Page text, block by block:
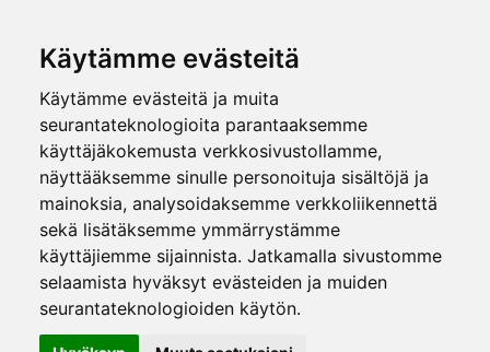
Käytämme evästeitä
Käytämme evästeitä ja muita
seurantateknologioita parantaaksemme
käyttäjäkokemusta verkkosivustollamme,
näyttääksemme sinulle personoituja sisältöjä ja
mainoksia, analysoidaksemme verkkoliikennettä
sekä lisätäksemme ymmärrystämme
käyttäjiemme sijainnista. Jatkamalla sivustomme
selaamista hyväksyt evästeiden ja muiden
seurantateknologioiden käytön.